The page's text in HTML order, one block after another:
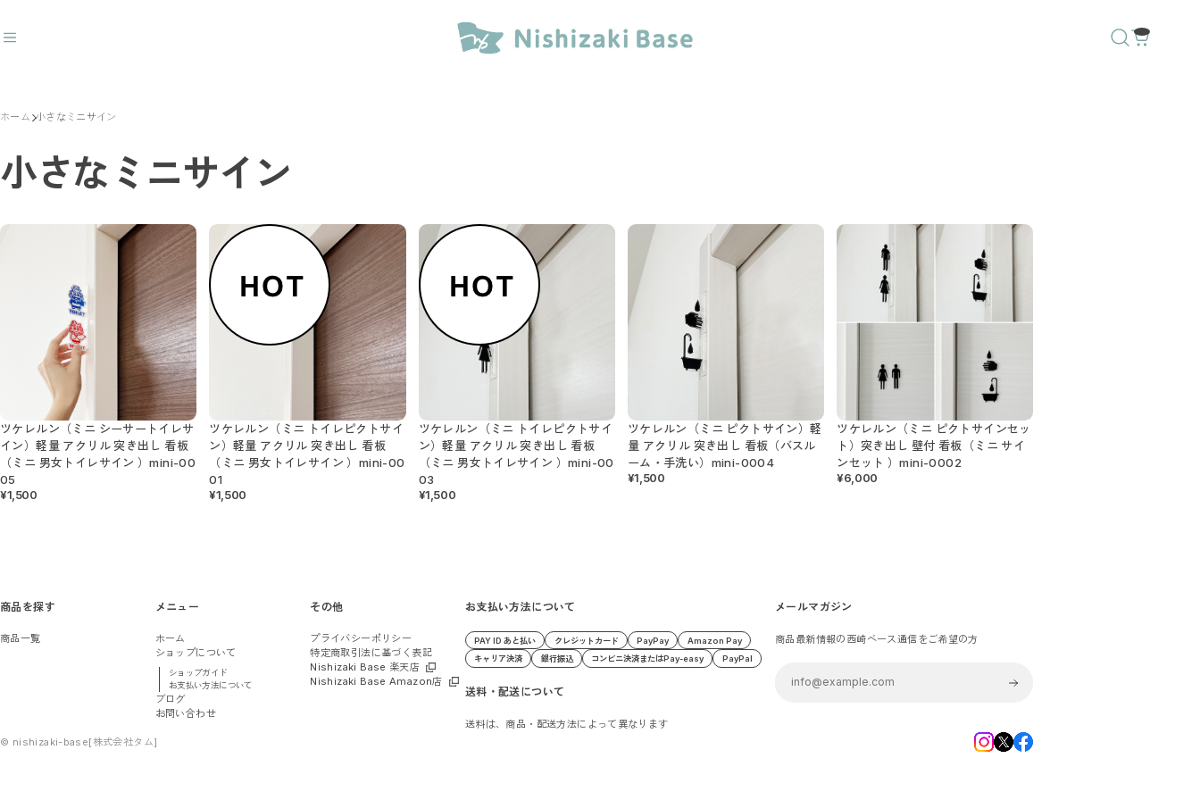
おすすめキーワード
商品カテゴリ
ラインベースデザイン
1way突出しサイン
3way突出しサイン
壁付サイン
文字ベースデザイン
突き出しＭＧサイン／屋内外
トイレサイン／屋内
突き出しサイン／屋内
1Wayサイン（送料無料）
3Wayサイン（送料無料）
書いて消せるサイン（送料無料）
トイレ入室表示サイン
アルミ製サイン
ミニサイン
ダウンライトキャップ
置き型サイン
オリジナル（社名・ロゴ）サイン（送料無料）
アクリルサイン（送料無料）
ホーム 小さなミニサイン
小さなミニサイン
ツケレルン（ミニ シーサートイレサ
イン）軽量 アクリル 突き出し 看板
（ミニ 男女トイレサイン ）mini-00
05
¥1,500
ツケレルン（ミニ トイレピクトサイ
ン）軽量 アクリル 突き出し 看板
（ミニ 男女トイレサイン ）mini-00
01
¥1,500
ツケレルン（ミニ トイレピクトサイ
ン）軽量 アクリル 突き出し 看板
（ミニ 男女トイレサイン ）mini-00
03
¥1,500
ツケレルン（ミニ ピクトサイン）軽
量 アクリル 突き出し 看板（バスル
ーム・手洗い）mini-0004
¥1,500
ツケレルン（ミニ ピクトサインセッ
ト）突き出し 壁付 看板（ミニ サイ
ンセット ）mini-0002
¥6,000
商品を探す
商品一覧
メニュー
ホーム
ショップについて
ショップガイド
お支払い方法について
ブログ
お問い合わせ
その他
プライバシーポリシー
特定商取引法に基づく表記
Nishizaki Base 楽天店
Nishizaki Base Amazon店
お支払い方法について
PAY ID あと払い クレジットカード PayPay
Amazon Pay
キャリア決済
銀行振込 コンビニ決済またはPay-easy PayPal
送料・配送について
送料は、商品・配送方法によって異なります
メールマガジン
商品最新情報の西崎ベース通信をご希望の方
©︎ nishizaki-base[株式会社タム]